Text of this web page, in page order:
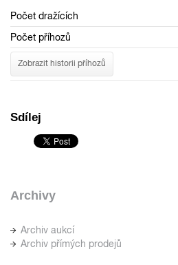
Počet dražících
Počet příhozů
Zobrazit historii příhozů
Sdílej
Archivy
Archiv aukcí
Archiv přímých prodejů